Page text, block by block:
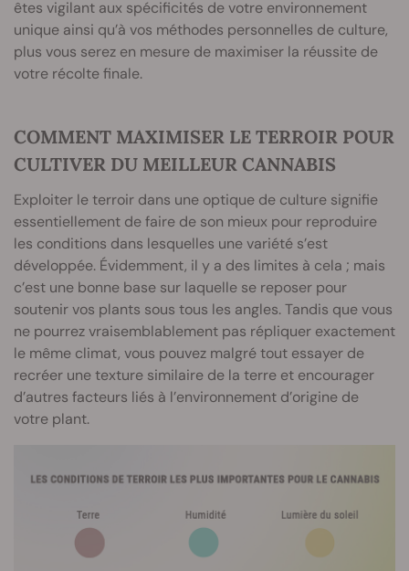
êtes vigilant aux spécificités de votre environnement
unique ainsi qu’à vos méthodes personnelles de culture,
plus vous serez en mesure de maximiser la réussite de
votre récolte finale.
COMMENT MAXIMISER LE TERROIR POUR
CULTIVER DU MEILLEUR CANNABIS
Exploiter le terroir dans une optique de culture signifie
essentiellement de faire de son mieux pour reproduire
les conditions dans lesquelles une variété s’est
développée. Évidemment, il y a des limites à cela ; mais
c’est une bonne base sur laquelle se reposer pour
soutenir vos plants sous tous les angles. Tandis que vous
ne pourrez vraisemblablement pas répliquer exactement
le même climat, vous pouvez malgré tout essayer de
recréer une texture similaire de la terre et encourager
d’autres facteurs liés à l’environnement d’origine de
votre plant.